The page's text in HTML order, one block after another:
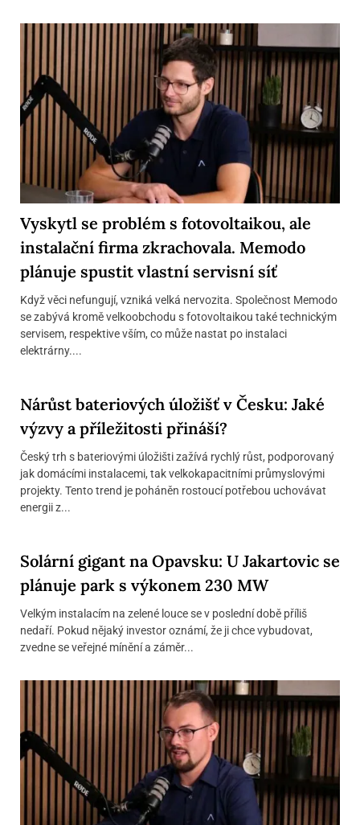
Vyskytl se problém s fotovoltaikou, ale
instalační firma zkrachovala. Memodo
plánuje spustit vlastní servisní síť
Když věci nefungují, vzniká velká nervozita. Společnost Memodo
se zabývá kromě velkoobchodu s fotovoltaikou také technickým
servisem, respektive vším, co může nastat po instalaci
elektrárny....
Nárůst bateriových úložišť v Česku: Jaké
výzvy a příležitosti přináší?
Český trh s bateriovými úložišti zažívá rychlý růst, podporovaný
jak domácími instalacemi, tak velkokapacitními průmyslovými
projekty. Tento trend je poháněn rostoucí potřebou uchovávat
energii z...
Solární gigant na Opavsku: U Jakartovic se
plánuje park s výkonem 230 MW
Velkým instalacím na zelené louce se v poslední době příliš
nedaří. Pokud nějaký investor oznámí, že ji chce vybudovat,
zvedne se veřejné mínění a záměr...